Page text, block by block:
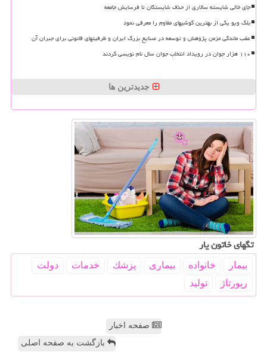
جای خالی شایسته سالاری از حذف شایستگان تا فرسایش جامعه
بلک ویو یکی از بهترین گوشیهای مقاوم را معرفی نمود
عقب ماندگی مزمن پژوهش و توسعه در صنایع بزرگ ایران و ظرفیتهای قانونی برای جبران آن
۱۱۰ هزار جوان در رویداد انتخاب جوان سال نام نویسی کردند
جدیدترین ها
تگهای خاتون یار
بیمار خانواده بیماری پزشك خدمات
دولت
رپورتاژ
تولید
صفحه اخبار
بازگشت به صفحه اصلی